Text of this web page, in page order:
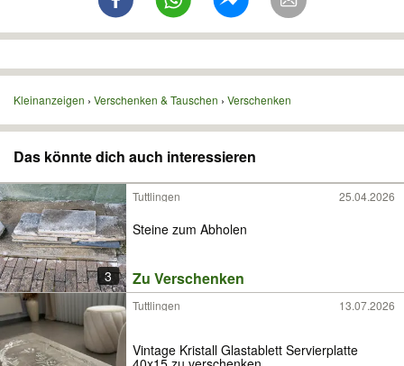
Kleinanzeigen Verschenken & Tauschen Verschenken
Das könnte dich auch interessieren
3
Tuttlingen 25.04.2026
Steine zum Abholen
Zu Verschenken
Tuttlingen 13.07.2026
Vintage Kristall Glastablett Servierplatte